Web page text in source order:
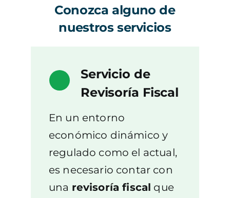
Conozca alguno de
nuestros servicios
Servicio de
Revisoría Fiscal
En un entorno
económico dinámico y
regulado como el actual,
es necesario contar con
una revisoría fiscal que